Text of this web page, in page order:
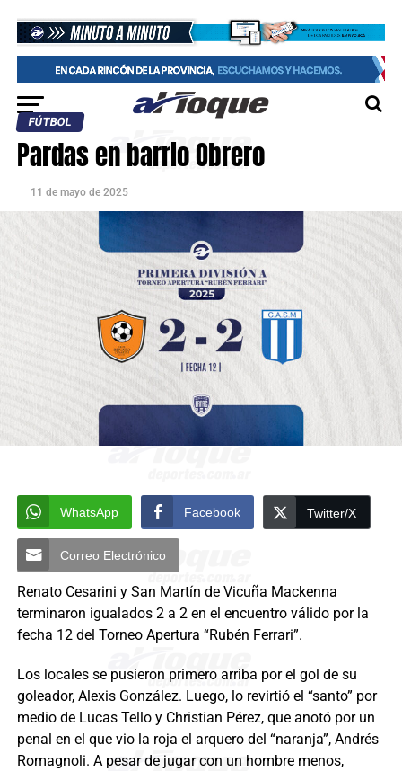
FÚTBOL
Pardas en barrio Obrero
11 de mayo de 2025
WhatsApp Facebook Twitter/X
Correo Electrónico
Renato Cesarini y San Martín de Vicuña Mackenna
terminaron igualados 2 a 2 en el encuentro válido por la
fecha 12 del Torneo Apertura “Rubén Ferrari”.
Los locales se pusieron primero arriba por el gol de su
goleador, Alexis González. Luego, lo revirtió el “santo” por
medio de Lucas Tello y Christian Pérez, que anotó por un
penal en el que vio la roja el arquero del “naranja”, Andrés
Romagnoli. A pesar de jugar con un hombre menos,